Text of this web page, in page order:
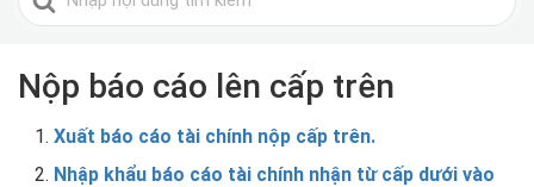
kiếm
Nộp báo cáo lên cấp trên
Xuất báo cáo tài chính nộp cấp trên.
Nhập khẩu báo cáo tài chính nhận từ cấp dưới vào